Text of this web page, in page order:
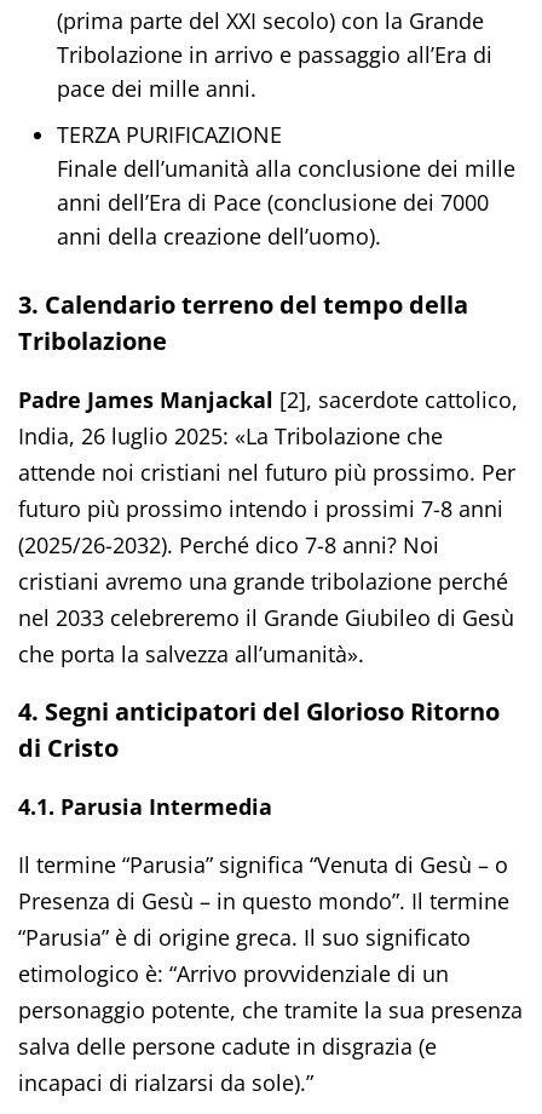
(prima parte del XXI secolo) con la Grande
Tribolazione in arrivo e passaggio all’Era di
pace dei mille anni.
TERZA PURIFICAZIONE
Finale dell’umanità alla conclusione dei mille
anni dell’Era di Pace (conclusione dei 7000
anni della creazione dell’uomo).
3. Calendario terreno del tempo della
Tribolazione
Padre James Manjackal [2], sacerdote cattolico,
India, 26 luglio 2025: «La Tribolazione che
attende noi cristiani nel futuro più prossimo. Per
futuro più prossimo intendo i prossimi 7-8 anni
(2025/26-2032). Perché dico 7-8 anni? Noi
cristiani avremo una grande tribolazione perché
nel 2033 celebreremo il Grande Giubileo di Gesù
che porta la salvezza all’umanità».
4. Segni anticipatori del Glorioso Ritorno
di Cristo
4.1. Parusia Intermedia
Il termine “Parusia” significa “Venuta di Gesù – o
Presenza di Gesù – in questo mondo”. Il termine
“Parusia” è di origine greca. Il suo significato
etimologico è: “Arrivo provvidenziale di un
personaggio potente, che tramite la sua presenza
salva delle persone cadute in disgrazia (e
incapaci di rialzarsi da sole).”